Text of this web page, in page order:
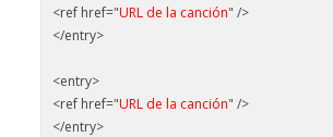
<ref href="URL de la canción" />
</entry>
<entry>
<ref href="URL de la canción" />
</entry>